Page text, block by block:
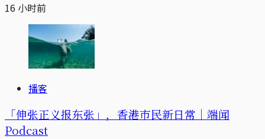
16 小时前
播客
「伸张正义报东张」，香港市民新日常｜端闻
Podcast